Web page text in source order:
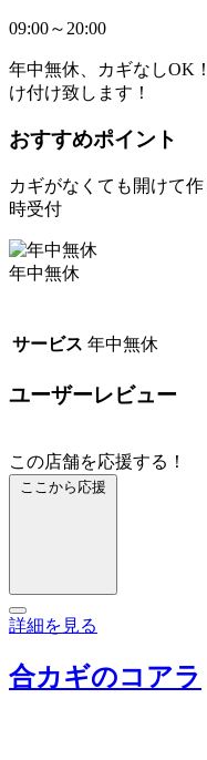
09:00～20:00
年中無休、カギなしOK
け付け致します！
おすすめポイント
カギがなくても開けて
時受付
年中無休
サービス 年中無休
ユーザーレビュー
この店舗を応援する！
ここから応援
詳細を見る
合カギのコアラ